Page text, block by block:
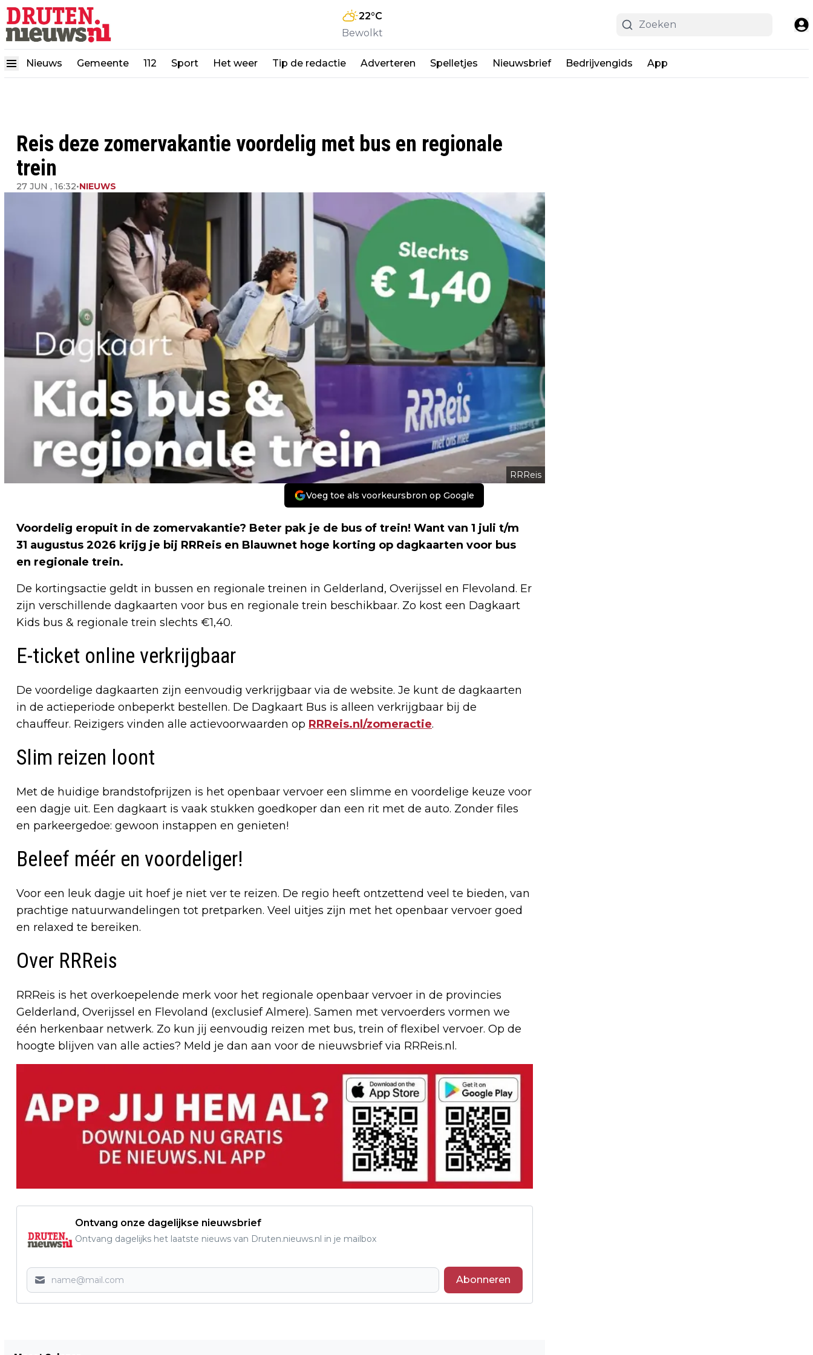
22°C
Bewolkt
Nieuws Gemeente 112 Sport Het weer Tip de redactie Adverteren Spelletjes Nieuwsbrief Bedrijvengids App
Reis deze zomervakantie voordelig met bus en regionale
trein
27 JUN , 16:32•NIEUWS
RRReis
Voeg toe als voorkeursbron op Google
Voordelig eropuit in de zomervakantie? Beter pak je de bus of trein! Want van 1 juli t/m
31 augustus 2026 krijg je bij RRReis en Blauwnet hoge korting op dagkaarten voor bus
en regionale trein.
De kortingsactie geldt in bussen en regionale treinen in Gelderland, Overijssel en Flevoland. Er
zijn verschillende dagkaarten voor bus en regionale trein beschikbaar. Zo kost een Dagkaart
Kids bus & regionale trein slechts €1,40.
E-ticket online verkrijgbaar
De voordelige dagkaarten zijn eenvoudig verkrijgbaar via de website. Je kunt de dagkaarten
in de actieperiode onbeperkt bestellen. De Dagkaart Bus is alleen verkrijgbaar bij de
chauffeur. Reizigers vinden alle actievoorwaarden op RRReis.nl/zomeractie.
Slim reizen loont
Met de huidige brandstofprijzen is het openbaar vervoer een slimme en voordelige keuze voor
een dagje uit. Een dagkaart is vaak stukken goedkoper dan een rit met de auto. Zonder files
en parkeergedoe: gewoon instappen en genieten!
Beleef méér en voordeliger!
Voor een leuk dagje uit hoef je niet ver te reizen. De regio heeft ontzettend veel te bieden, van
prachtige natuurwandelingen tot pretparken. Veel uitjes zijn met het openbaar vervoer goed
en relaxed te bereiken.
Over RRReis
RRReis is het overkoepelende merk voor het regionale openbaar vervoer in de provincies
Gelderland, Overijssel en Flevoland (exclusief Almere). Samen met vervoerders vormen we
één herkenbaar netwerk. Zo kun jij eenvoudig reizen met bus, trein of flexibel vervoer. Op de
hoogte blijven van alle acties? Meld je dan aan voor de nieuwsbrief via RRReis.nl.
Ontvang onze dagelijkse nieuwsbrief
Ontvang dagelijks het laatste nieuws van Druten.nieuws.nl in je mailbox
Abonneren